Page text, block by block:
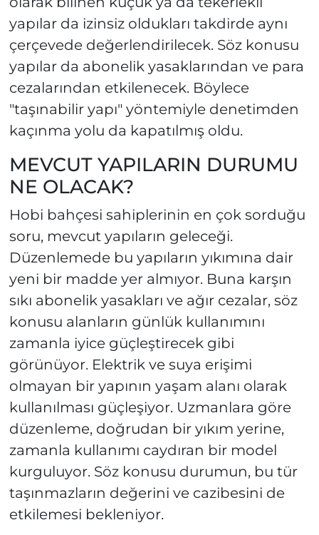
yapılar da izinsiz oldukları takdirde aynı
çerçevede değerlendirilecek. Söz konusu
yapılar da abonelik yasaklarından ve para
cezalarından etkilenecek. Böylece
"taşınabilir yapı" yöntemiyle denetimden
kaçınma yolu da kapatılmış oldu.
MEVCUT YAPILARIN DURUMU
NE OLACAK?
Hobi bahçesi sahiplerinin en çok sorduğu
soru, mevcut yapıların geleceği.
Düzenlemede bu yapıların yıkımına dair
yeni bir madde yer almıyor. Buna karşın
sıkı abonelik yasakları ve ağır cezalar, söz
konusu alanların günlük kullanımını
zamanla iyice güçleştirecek gibi
görünüyor. Elektrik ve suya erişimi
olmayan bir yapının yaşam alanı olarak
kullanılması güçleşiyor. Uzmanlara göre
düzenleme, doğrudan bir yıkım yerine,
zamanla kullanımı caydıran bir model
kurguluyor. Söz konusu durumun, bu tür
taşınmazların değerini ve cazibesini de
etkilemesi bekleniyor.